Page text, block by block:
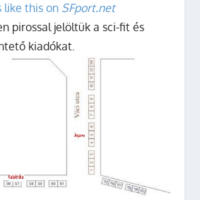
like this on SFport.net
pirossal jelöltük a sci-fit és
kiadókat.